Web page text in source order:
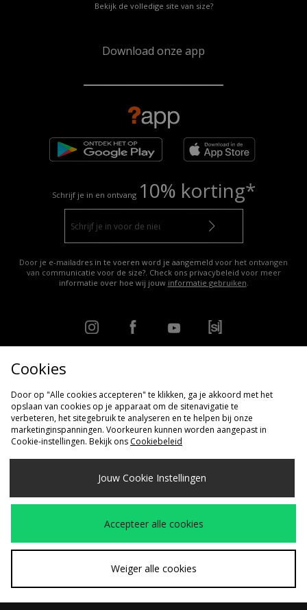
Bekijk de volledige site van size?
Download onze app
Schrijf je in en ontvang 10% korting*
Door je e-mailadres in te voeren word je aangemeld voor het ontvangen
van communicatie voor de size?. Check ons privacybeleid voor meer
informatie over hoe wij jouw informatie gebruiken.
Traceer mijn order
Meer weten over Klarna?
Algemene voorwaarden Studentenkorting Cookies
Contact
Cookie Instellingen
Modern Slavery Statement
Cookies
Door op "Alle cookies accepteren" te klikken, ga je akkoord met het
opslaan van cookies op je apparaat om de sitenavigatie te
verbeteren, het sitegebruik te analyseren en te helpen bij onze
marketinginspanningen. Voorkeuren kunnen worden aangepast in
Cookie-instellingen. Bekijk ons Cookiebeleid
Jouw Cookie Instellingen
Accepteer alle cookies
Weiger alle cookies